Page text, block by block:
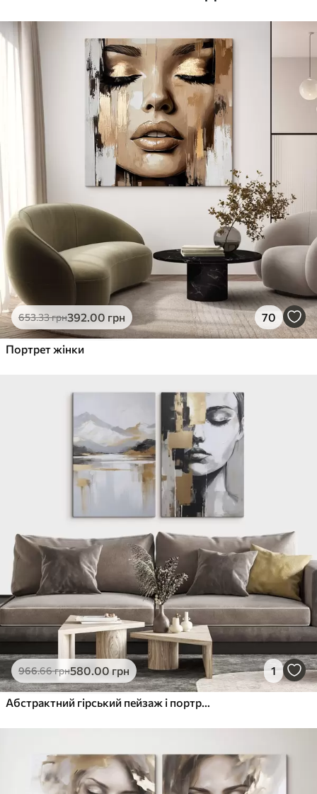
Від290.00грн
Яскраві, насичені кольори
Стійкість до вицвітання
Безпечне чорнило без запаху
Поверхня з текстурою полотна
Екологічний матеріал
Преміум
✓Стійкість до вицвітання
✓Безпечне чорнило без запаху
✓ Поверхня з текстурою полотна
Екологічний матеріал
Еко-Преміум
.00грн
✓Яскраві, насичені кольори
Поверхня з текстурою полотна
Екологічний матеріал
653.33грн392.00 грн 70
Портрет жінки
966.66грн580.00 грн 1
Абстрактний гірський пейзаж і портрет